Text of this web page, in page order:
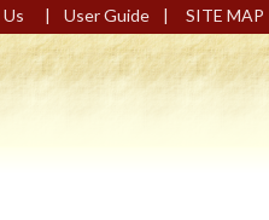
| User Guide | SITE MAP